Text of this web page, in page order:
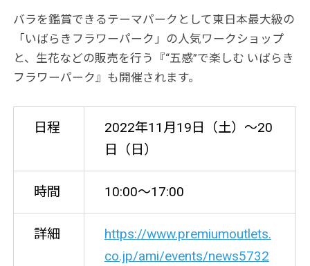
バラを鑑賞できるテーマパークとして東日本最大級の
「いばらきフラワーパーク」の人気ワークショップ
と、生花などの販売を行う『“五感”で楽しむ いばらき
フラワーパーク』も開催されます。
日程
2022年11月19日（土）～20
日（日）
時間 10:00～17:00
詳細
https://www.premiumoutlets.
co.jp/ami/events/news5732